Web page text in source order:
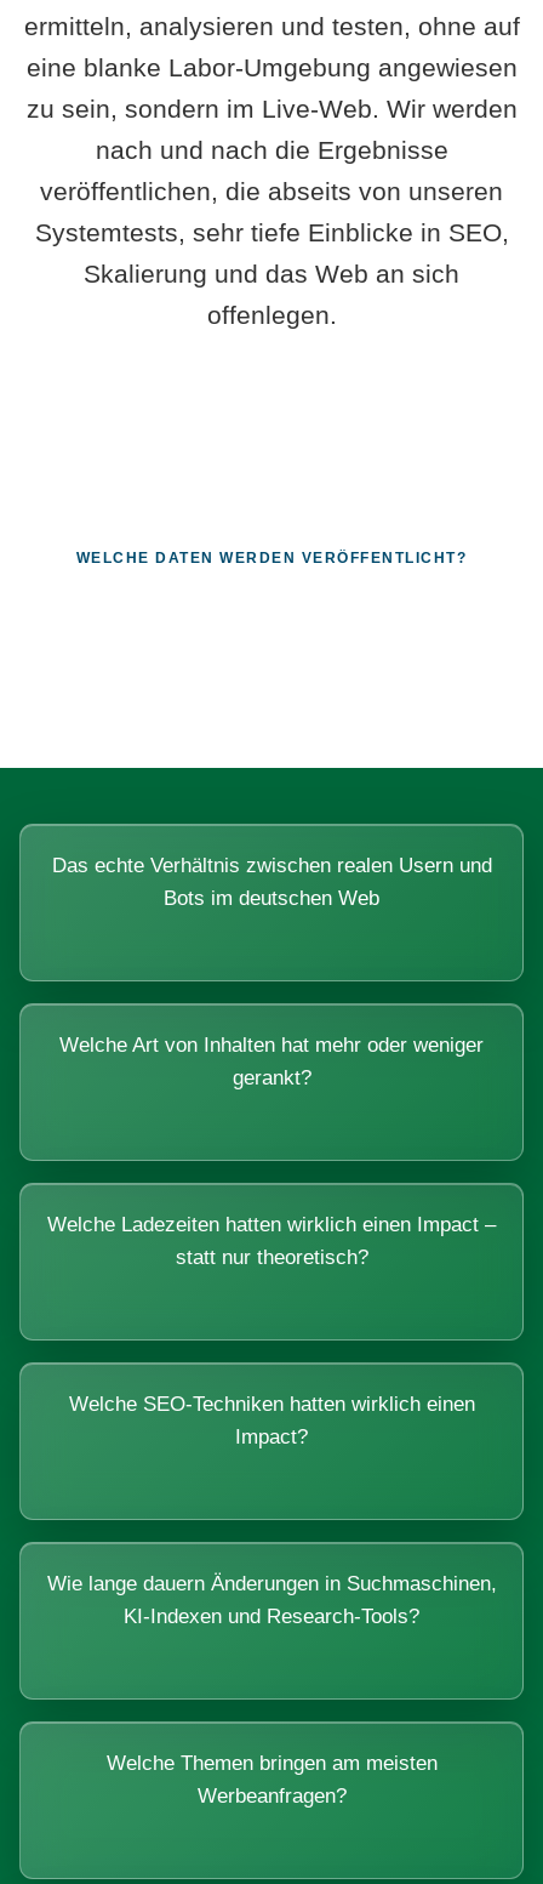
ermitteln, analysieren und testen, ohne auf
eine blanke Labor-Umgebung angewiesen
zu sein, sondern im Live-Web. Wir werden
nach und nach die Ergebnisse
veröffentlichen, die abseits von unseren
Systemtests, sehr tiefe Einblicke in SEO,
Skalierung und das Web an sich
offenlegen.
WELCHE DATEN WERDEN VERÖFFENTLICHT?
Das echte Verhältnis zwischen realen Usern und
Bots im deutschen Web
Welche Art von Inhalten hat mehr oder weniger
gerankt?
Welche Ladezeiten hatten wirklich einen Impact –
statt nur theoretisch?
Welche SEO-Techniken hatten wirklich einen
Impact?
Wie lange dauern Änderungen in Suchmaschinen,
KI-Indexen und Research-Tools?
Welche Themen bringen am meisten
Werbeanfragen?